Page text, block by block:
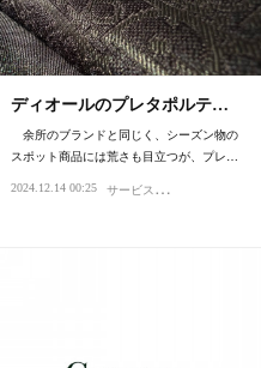
・デパート センス・感性 ファッション・スタ
ディオールのプレタポルテ…
余所のブランドと同じく、シーズン物の
スポット商品には荒さも目立つが、プレ…
2024.12.14 00:25 サ
ービス・おもてなし